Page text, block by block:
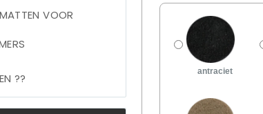
antraciet
VOOR
??